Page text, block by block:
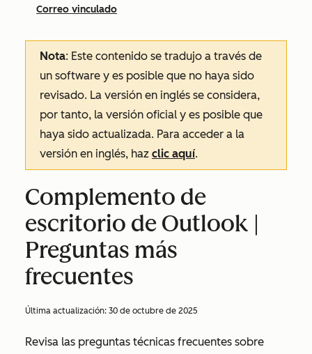
Correo vinculado
Nota: Este contenido se tradujo a través de
un software y es posible que no haya sido
revisado. La versión en inglés se considera,
por tanto, la versión oficial y es posible que
haya sido actualizada. Para acceder a la
versión en inglés, haz clic aquí.
Complemento de
escritorio de Outlook |
Preguntas más
frecuentes
Última actualización: 30 de octubre de 2025
Revisa las preguntas técnicas frecuentes sobre